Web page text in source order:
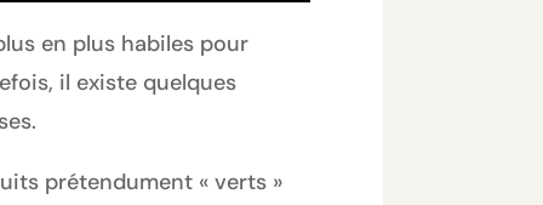
en plus habiles pour
il existe quelques
prétendument « verts »